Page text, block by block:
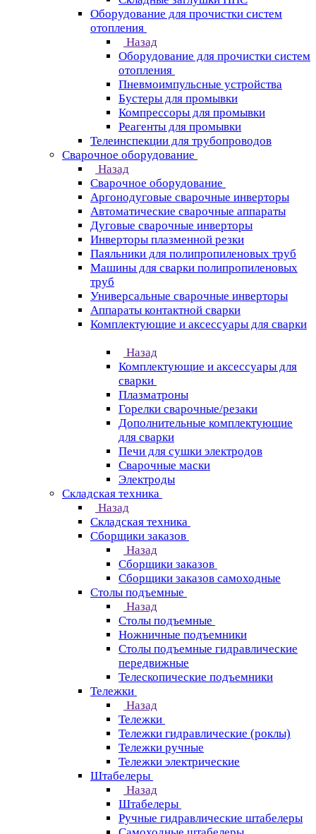
Оборудование для прочистки систем
отопления
Назад
Оборудование для прочистки систем
отопления
Пневмоимпульсные устройства
Бустеры для промывки
Компрессоры для промывки
Реагенты для промывки
Телеинспекции для трубопроводов
Сварочное оборудование
Назад
Сварочное оборудование
Аргонодуговые сварочные инверторы
Автоматические сварочные аппараты
Дуговые сварочные инверторы
Инверторы плазменной резки
Паяльники для полипропиленовых труб
Машины для сварки полипропиленовых
труб
Универсальные сварочные инверторы
Аппараты контактной сварки
Комплектующие и аксессуары для сварки
Назад
Комплектующие и аксессуары для
сварки
Плазматроны
Горелки сварочные/резаки
Дополнительные комплектующие
для сварки
Печи для сушки электродов
Сварочные маски
Электроды
Складская техника
Назад
Складская техника
Сборщики заказов
Назад
Сборщики заказов
Сборщики заказов самоходные
Столы подъемные
Назад
Столы подъемные
Ножничные подъемники
Столы подъемные гидравлические
передвижные
Телескопические подъемники
Тележки
Назад
Тележки
Тележки гидравлические (роклы)
Тележки ручные
Тележки электрические
Штабелеры
Назад
Штабелеры
Ручные гидравлические штабелеры